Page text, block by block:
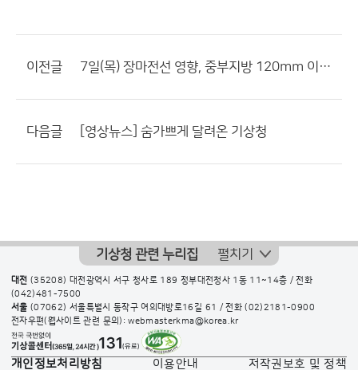
이전글 7일(목) 장마전선 영향, 중부지방 120mm 이상 많은 비
다음글 [영상뉴스] 숨가쁘게 달려온 기상청
기상청 관련 누리집 펼치기
대전 (35208) 대전광역시 서구 청사로 189 정부대전청사 1동 11~14층 / 전화
(042)481-7500
서울 (07062) 서울특별시 동작구 여의대방로16길 61 / 전화(02)2181-0900
전자우편(웹사이트 관련 문의): webmasterkma@korea.kr
개인정보처리방침 이용안내 저작권보호 및 정책